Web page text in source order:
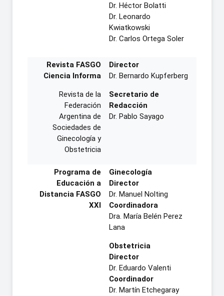
Dr. Héctor Bolatti
Dr. Leonardo
Kwiatkowski
Dr. Carlos Ortega Soler
Revista FASGO
Ciencia Informa
Revista de la
Federación
Argentina de
Sociedades de
Ginecología y
Obstetricia
Director
Dr. Bernardo Kupferberg
Secretario de
Redacción
Dr. Pablo Sayago
Programa de
Educación a
Distancia FASGO
XXI
Ginecología
Director
Dr. Manuel Nolting
Coordinadora
Dra. María Belén Perez
Lana
Obstetricia
Director
Dr. Eduardo Valenti
Coordinador
Dr. Martín Etchegaray